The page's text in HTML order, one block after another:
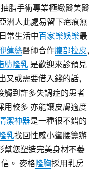
脂手術專業極緻醫美醫
洲人此處易留下疤痕無
常生活中百家樂娛樂最
蓮絲醫師合作腹部拉皮,
肪隆乳 是歡迎來診預見
又或需要借入錢的話,
觸到許多失調症的患者
用較多 亦能讓皮膚適度
潔神器是一種很不錯的
乳找回性感小蠻腰籌辦
幫您塑造完美身材不萎
。 麥格隆胸採用乳房